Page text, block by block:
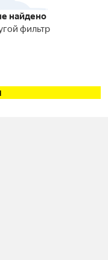
найдено
фильтр